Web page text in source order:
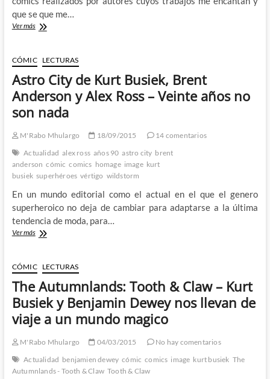
que se que me…
Ver másArrowsmith
Busiek,
Carlos
Pacheco
y
Jesús
Merino
presentan
horrores
de
la
mágica
CÓMIC LECTURAS
Astro City de Kurt Busiek, Brent
Anderson y Alex Ross – Veinte años no
son nada
M'Rabo Mhulargo 18/09/2015
14 comentarios
Actualidad alex ross años 90 astro city brent
anderson cómic comics homage image kurt
busiek superhéroes vértigo wildstorm
En un mundo editorial como el actual en el que el genero
superheroico no deja de cambiar para adaptarse a la última
tendencia de moda, para…
Ver másAstro
Kurt
Busiek,
Brent
Anderson
y
Alex
–
años
no
CÓMIC LECTURAS
The Autumnlands: Tooth & Claw – Kurt
Busiek y Benjamin Dewey nos llevan de
viaje a un mundo magico
M'Rabo Mhulargo 04/03/2015
No hay comentarios
Actualidad benjamien dewey cómic comics image kurt busiek The
Autumnlands - Tooth & Claw Tooth & Claw